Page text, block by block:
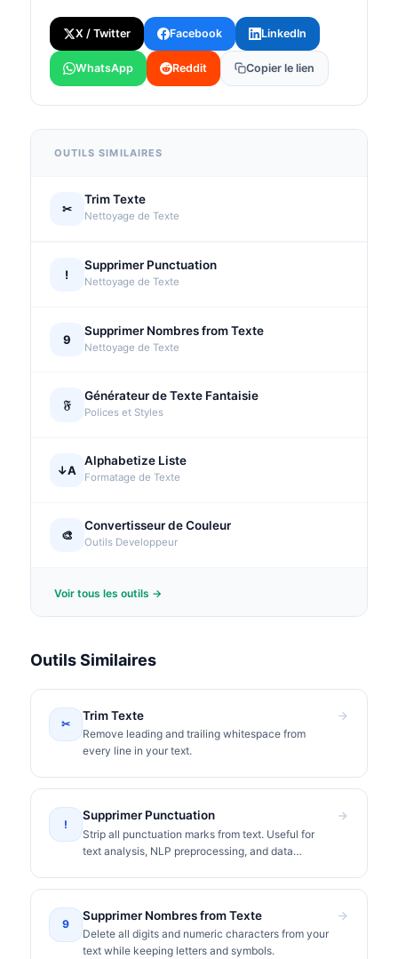
X / Twitter Facebook LinkedIn
WhatsApp Reddit Copier le lien
OUTILS SIMILAIRES
✂
Trim Texte
Nettoyage de Texte
!
Supprimer Punctuation
Nettoyage de Texte
9
Supprimer Nombres from Texte
Nettoyage de Texte
𝔉
Générateur de Texte Fantaisie
Polices et Styles
↓A
Alphabetize Liste
Formatage de Texte
🎨
Convertisseur de Couleur
Outils Developpeur
Voir tous les outils →
Outils Similaires
✂
Trim Texte
Remove leading and trailing whitespace from
every line in your text.
!
Supprimer Punctuation
Strip all punctuation marks from text. Useful for
text analysis, NLP preprocessing, and data
9
Supprimer Nombres from Texte
Delete all digits and numeric characters from your
text while keeping letters and symbols.